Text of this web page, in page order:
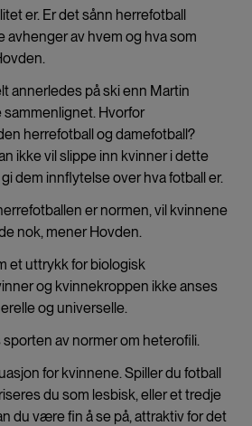
er. Er det sånn herrefotball
avhenger av hvem og hva som
annerledes på ski enn Martin
Hvorfor
herrefotball og damefotball?
ikke vil slippe inn kvinner i dette
dem innflytelse over hva fotball er.
er normen, vil kvinnene
nok, mener Hovden.
et uttrykk for biologisk
og kvinnekroppen ikke anses
og universelle.
av normer om heterofili.
for kvinnene. Spiller du fotball
du som lesbisk, eller et tredje
du være fin å se på, attraktiv for det